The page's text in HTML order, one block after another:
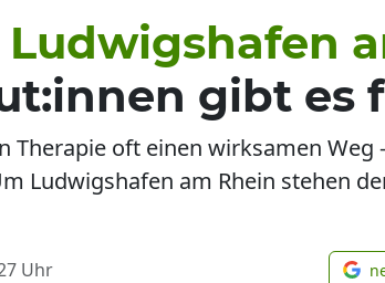
gibt es
oft einen wirksamen Weg
Ludwigshafen am Rhein stehen
Uhr